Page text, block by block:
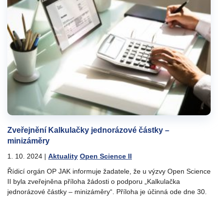
Zveřejnění Kalkulačky jednorázové částky –
minizáměry
1. 10. 2024 | Aktuality Open Science II
Řídicí orgán OP JAK informuje žadatele, že u výzvy Open Science
II byla zveřejněna příloha žádosti o podporu „Kalkulačka
jednorázové částky – minizáměry“. Příloha je účinná ode dne 30.